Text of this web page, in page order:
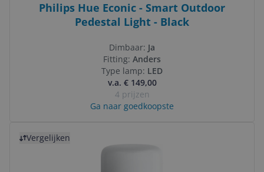
Philips Hue Econic - Smart Outdoor
Pedestal Light - Black
Dimbaar: Ja
Fitting: Anders
Type lamp: LED
v.a. € 149,00
4 prijzen
Ga naar goedkoopste
Vergelijken